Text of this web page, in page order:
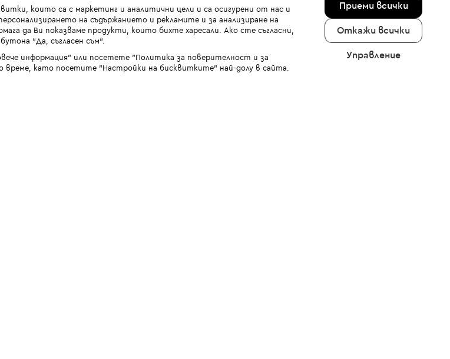
които са с маркетинг и аналитични цели и са осигурени от нас и
на съдържанието и рекламите и за анализиране на
да Ви показваме продукти, които бихте харесали. Ако сте съгласни,
“Да, съгласен съм“.
информация" или посетете "Политика за поверителност и за
като посетите "Настройки на бисквитките" най-долу в сайта.
Приеми всички
Откажи всички
Управление